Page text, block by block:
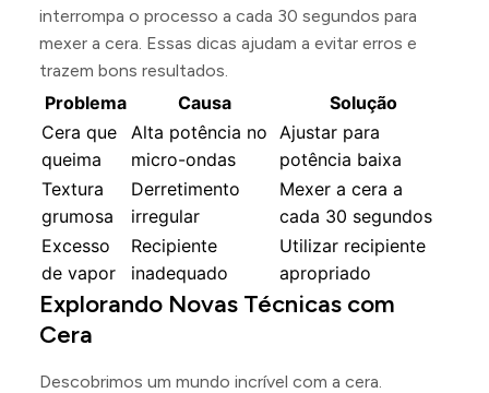
interrompa o processo a cada 30 segundos para
mexer a cera. Essas dicas ajudam a evitar erros e
trazem bons resultados.
Problema Causa
Solução
Cera que
queima
Alta potência no
micro-ondas
Ajustar para
potência baixa
Textura
grumosa
Derretimento
irregular
Mexer a cera a
cada 30 segundos
Excesso
de vapor
Recipiente
inadequado
Utilizar recipiente
apropriado
Explorando Novas Técnicas com
Cera
Descobrimos um mundo incrível com a cera.